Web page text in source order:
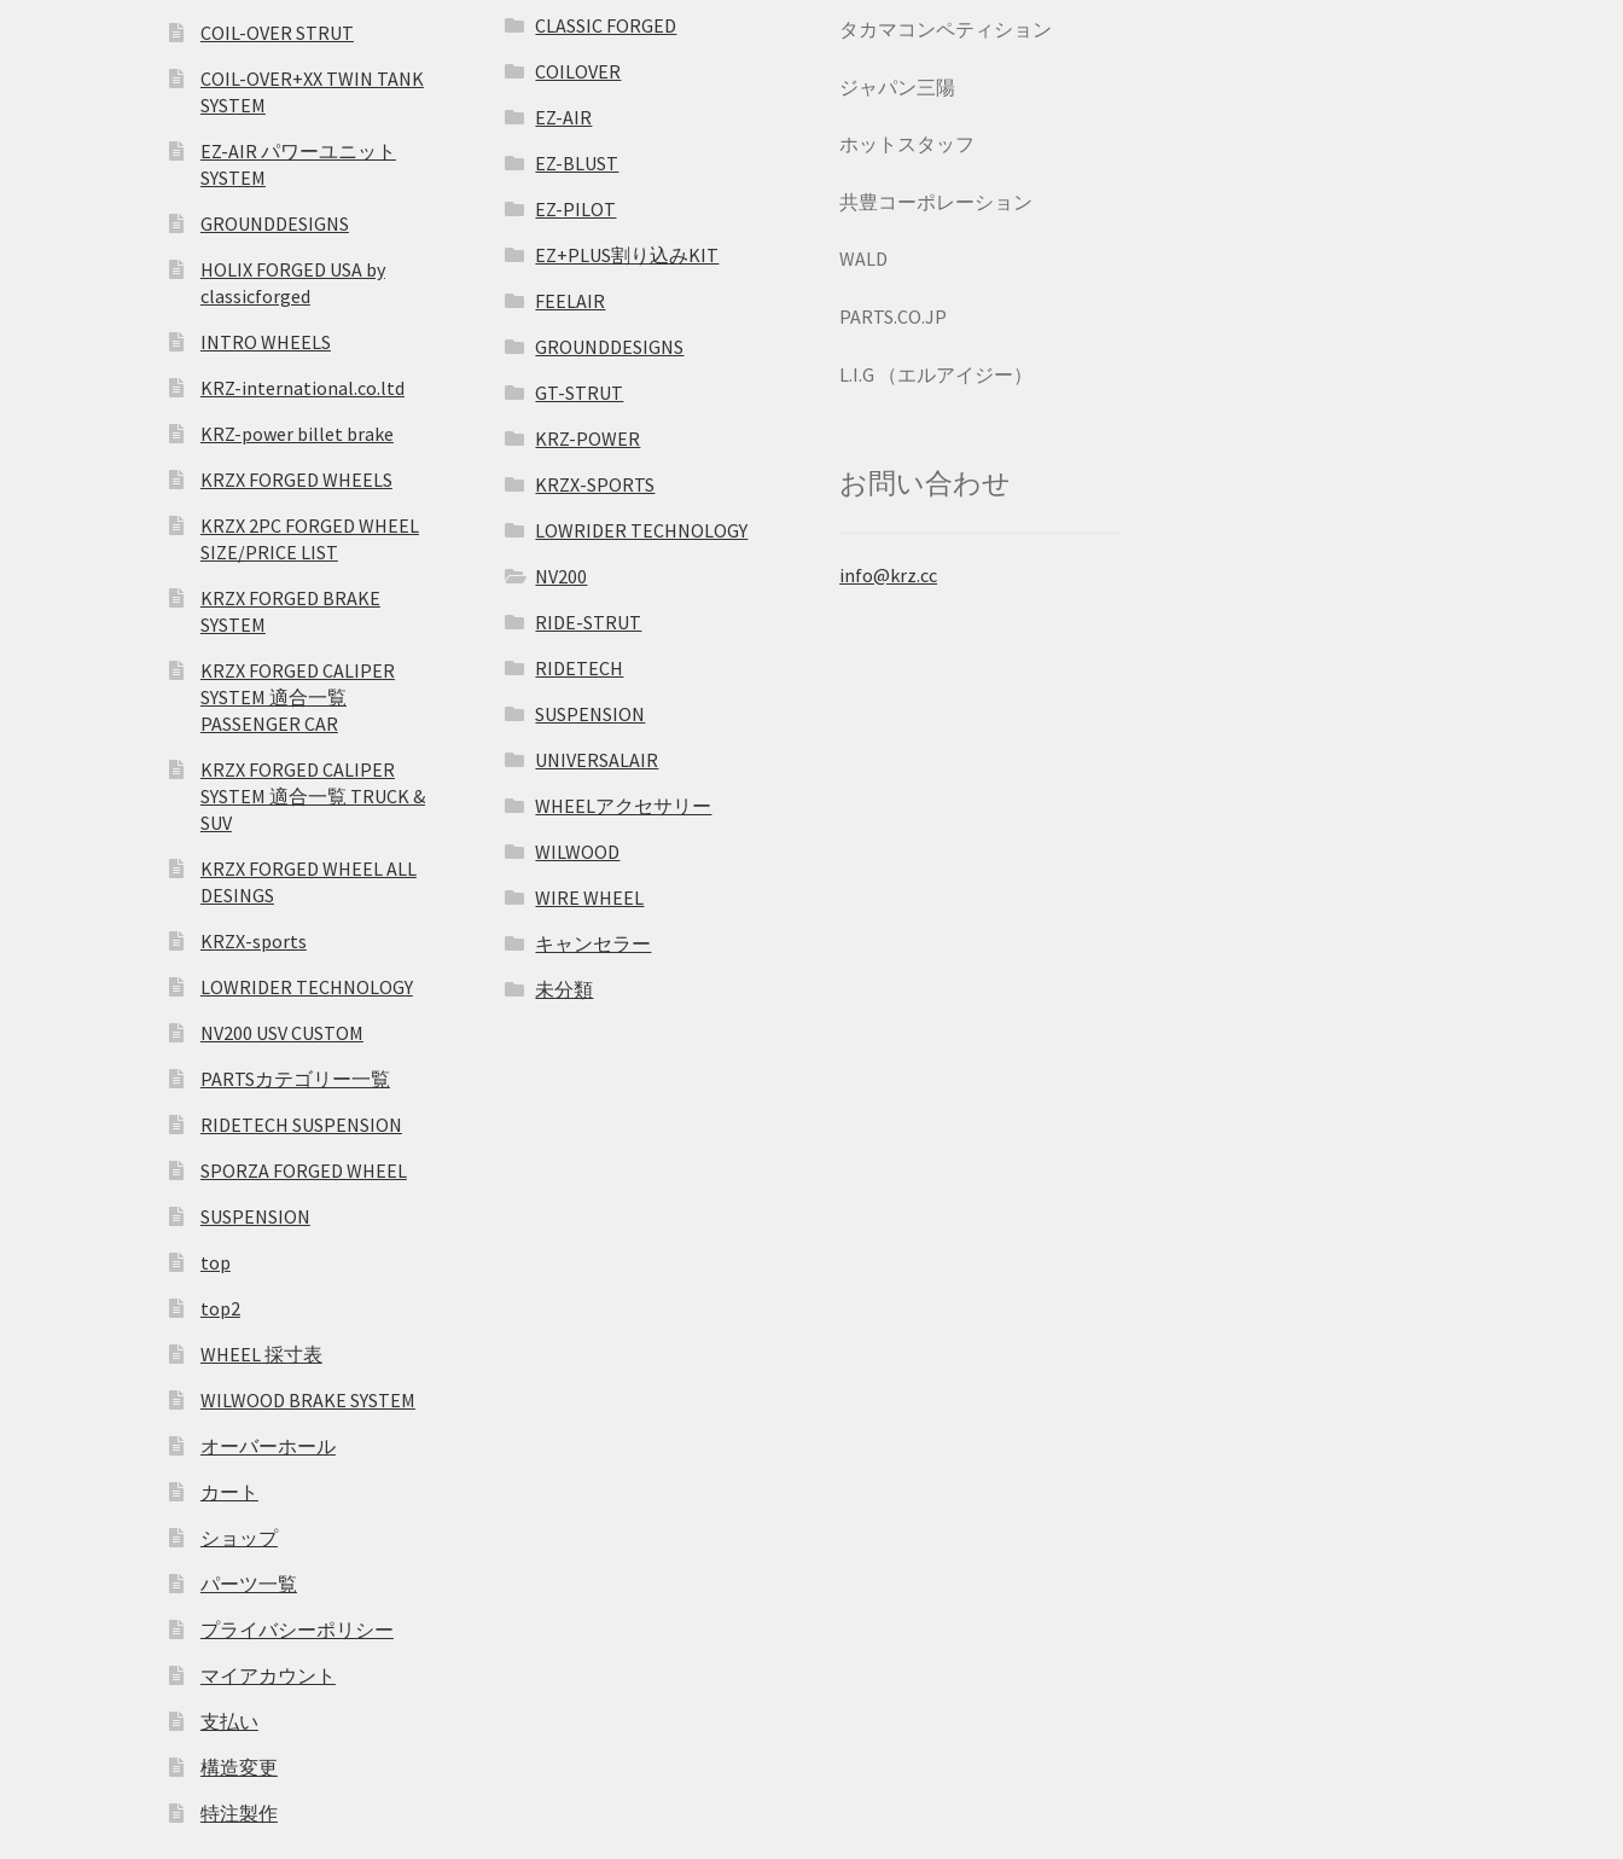
COIL-OVER STRUT
COIL-OVER+XX TWIN TANK
SYSTEM
EZ-AIR パワーユニット
SYSTEM
GROUNDDESIGNS
HOLIX FORGED USA by
classicforged
INTRO WHEELS
KRZ-international.co.ltd
KRZ-power billet brake
KRZX FORGED WHEELS
KRZX 2PC FORGED WHEEL
SIZE/PRICE LIST
KRZX FORGED BRAKE
SYSTEM
KRZX FORGED CALIPER
SYSTEM 適合一覧
PASSENGER CAR
KRZX FORGED CALIPER
SYSTEM 適合一覧 TRUCK &
SUV
KRZX FORGED WHEEL ALL
DESINGS
KRZX-sports
LOWRIDER TECHNOLOGY
NV200 USV CUSTOM
PARTSカテゴリー一覧
RIDETECH SUSPENSION
SPORZA FORGED WHEEL
SUSPENSION
top
top2
WHEEL 採寸表
WILWOOD BRAKE SYSTEM
オーバーホール
カート
ショップ
パーツ一覧
プライバシーポリシー
マイアカウント
支払い
構造変更
特注製作
CLASSIC FORGED
COILOVER
EZ-AIR
EZ-BLUST
EZ-PILOT
EZ+PLUS割り込みKIT
FEELAIR
GROUNDDESIGNS
GT-STRUT
KRZ-POWER
KRZX-SPORTS
LOWRIDER TECHNOLOGY
NV200
RIDE-STRUT
RIDETECH
SUSPENSION
UNIVERSALAIR
WHEELアクセサリー
WILWOOD
WIRE WHEEL
キャンセラー
未分類
タカマコンペティション
ジャパン三陽
ホットスタッフ
共豊コーポレーション
WALD
PARTS.CO.JP
L.I.G （エルアイジー）
お問い合わせ
info@krz.cc